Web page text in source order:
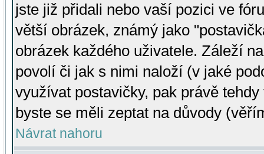
jste již přidali nebo vaší pozici ve
větší obrázek, známý jako
obrázek každého uživatele. Záleží
povolí či jak s nimi naloží (v jaké
využívat postavičky, pak právě
byste se měli zeptat na důvody
Návrat nahoru